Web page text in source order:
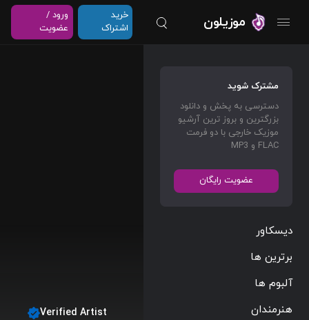
موزیلون
خرید
اشتراک
ورود /
عضویت
مشترک شوید
دسترسی به پخش و دانلود
بزرگترین و بروز ترین آرشیو
موزیک خارجی با دو فرمت
FLAC و MP3
عضویت رایگان
دیسکاور
برترین ها
آلبوم ها
هنرمندان
Verified Artist